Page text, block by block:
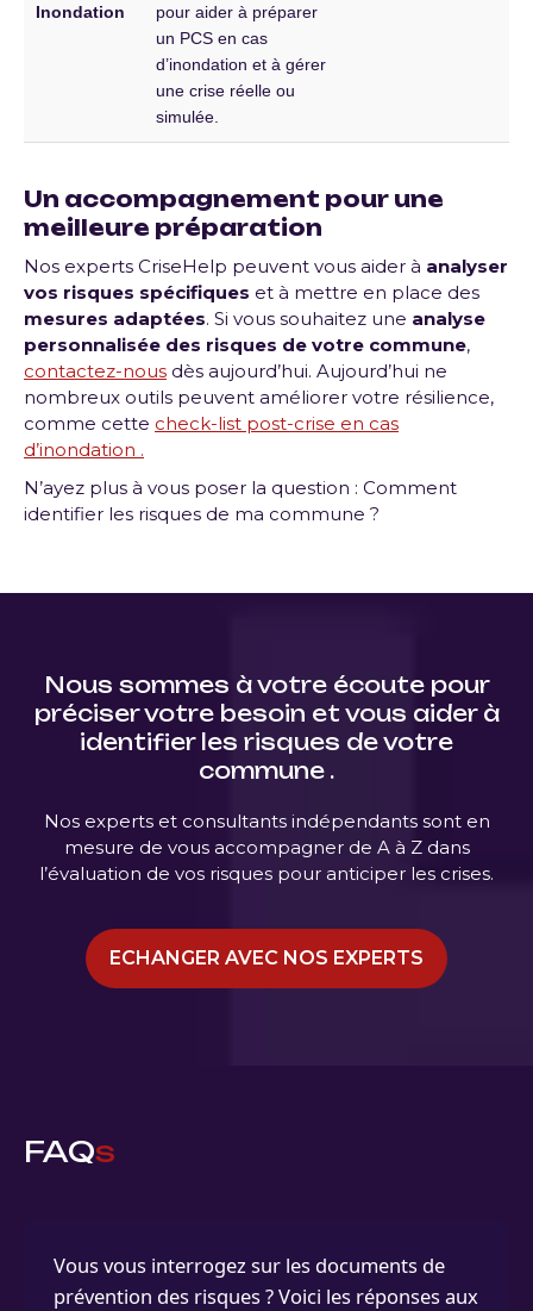
Inondation
pour aider à préparer
un PCS en cas
d’inondation et à gérer
une crise réelle ou
simulée.
Un accompagnement pour une
meilleure préparation
Nos experts CriseHelp peuvent vous aider à analyser
vos risques spécifiques et à mettre en place des
mesures adaptées. Si vous souhaitez une analyse
personnalisée des risques de votre commune,
contactez-nous dès aujourd’hui. Aujourd’hui ne
nombreux outils peuvent améliorer votre résilience,
comme cette check-list post-crise en cas
d’inondation .
N’ayez plus à vous poser la question : Comment
identifier les risques de ma commune ?
Nous sommes à votre écoute pour
préciser votre besoin et vous aider à
identifier les risques de votre
commune .
Nos experts et consultants indépendants sont en
mesure de vous accompagner de A à Z dans
l’évaluation de vos risques pour anticiper les crises.
ECHANGER AVEC NOS EXPERTS
FAQs
Vous vous interrogez sur les documents de
prévention des risques ? Voici les réponses aux